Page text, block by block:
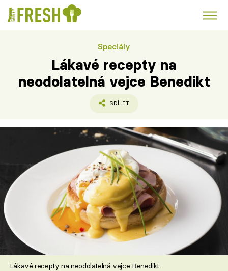
Polévky k večeři
Česká kuchyně Čokoláda
Témata
Recepty
TV Program
Škola vaření
Recepty z TV
Speciály
Lákavé recepty na
neodolatelná vejce Benedikt
SDÍLET
Lákavé recepty na neodolatelná vejce Benedikt